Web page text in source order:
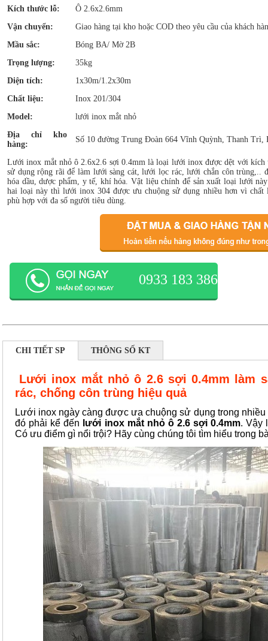
Kích thước lỗ:
Ô 2.6x2.6mm
Vận chuyển:
Giao hàng tại kho hoặc COD theo yêu cầu của khách
Mầu sắc:
Bóng BA/ Mờ 2B
Trọng lượng:
35kg
Diện tích:
1x30m/1.2x30m
Chất liệu:
Inox 201/304
Model:
lưới inox mắt nhỏ
Địa chỉ kho
hàng:
Số 10 đường Trung Đoàn 664 Vĩnh Quỳnh, Thanh Trì,
Lưới inox mắt nhỏ ô 2.6x2.6 sợi 0.4mm là loại lưới inox được dệt với
sử dụng rộng rãi để làm lưới sàng cát, lưới lọc rác, lưới chắn côn trùng,..
hóa dầu, dược phẩm, y tế, khí hóa. Vật liệu chính để sản xuất loại lưới
hai loại này thì lưới inox 304 được ưu chuộng sử dụng nhiều hơn vì chất
phù hợp với đa số người tiêu dùng.
0933 183 386
CHI TIẾT SP THÔNG SỐ KT
Lưới inox mắt nhỏ ô 2.6 sợi 0.4mm làm
rác, chống côn trùng hiệu quả
Lưới inox ngày càng được ưa chuộng sử dụng trong
đó phải kể đến
lưới inox mắt nhỏ ô 2.6 sợi 0.4mm. Vậy
Có ưu điểm gì nổi trội? Hãy cùng chúng tôi tìm hiểu trong